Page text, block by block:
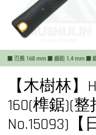
【木樹林】
160(榫鋸)(整
No.15093)【